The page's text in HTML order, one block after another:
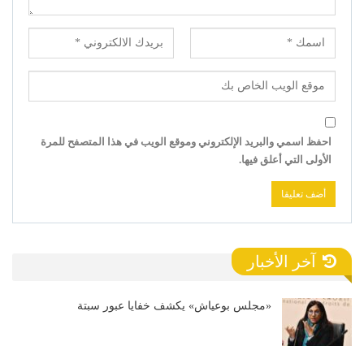
احفظ اسمي والبريد الإلكتروني وموقع الويب في هذا المتصفح للمرة
الأولى التي أعلق فيها.
آخر الأخبار
«مجلس بوعياش» يكشف خفايا عبور سبتة